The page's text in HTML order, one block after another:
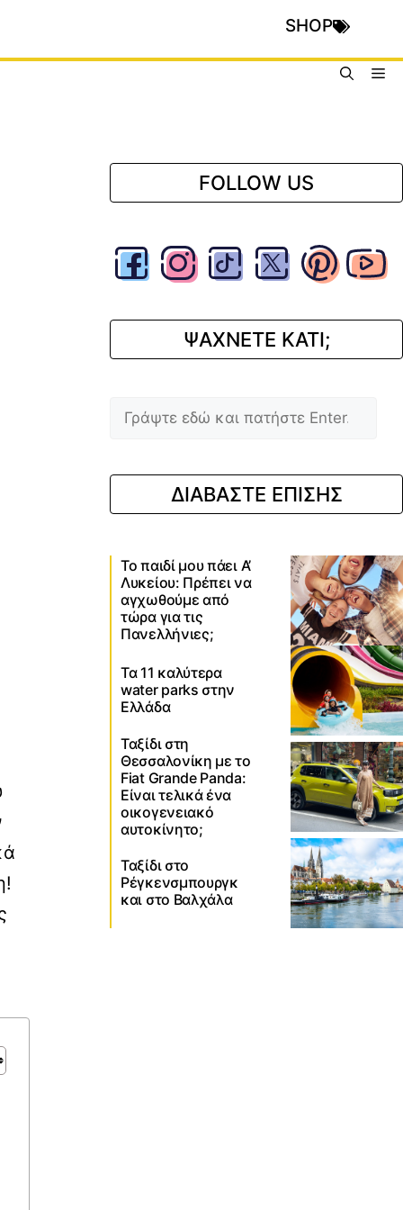
SHOP
FOLLOW US
ΨΑΧΝΕΤΕ ΚΑΤΙ;
ΔΙΑΒΑΣΤΕ ΕΠΙΣΗΣ
Το παιδί μου πάει Α’
Λυκείου: Πρέπει να
αγχωθούμε από
τώρα για τις
Πανελλήνιες;
Τα 11 καλύτερα
water parks στην
Ελλάδα
Ταξίδι στη
Θεσσαλονίκη με το
Fiat Grande Panda:
Είναι τελικά ένα
οικογενειακό
αυτοκίνητο;
Ταξίδι στο
Ρέγκενσμπουργκ
και στο Βαλχάλα